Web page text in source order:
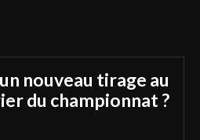
nouveau tirage au
du championnat ?